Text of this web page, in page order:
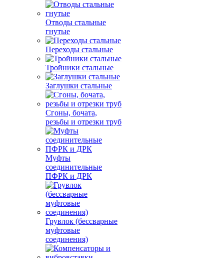
Отводы стальные
гнутые
Переходы стальные
Тройники стальные
Заглушки стальные
Сгоны, бочата,
резьбы и отрезки труб
Муфты
соединительные
ПФРК и ДРК
Грувлок (бессварные
муфтовые
соединения)